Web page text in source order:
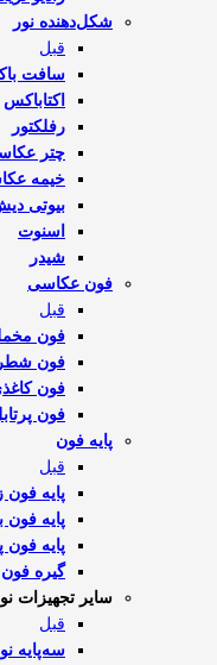
شکل‌دهنده نور
قبل
سافت
اکتاباکس
رفلکتور
چتر
خیمه
بیوتی
اسنوت
شیدر
فون عکاسی
قبل
فون
فون
فون
فون
پایه فون
قبل
پایه فون
پایه فون
پایه فون
گیره فون
سایر تجهیزات
قبل
سه‌پایه